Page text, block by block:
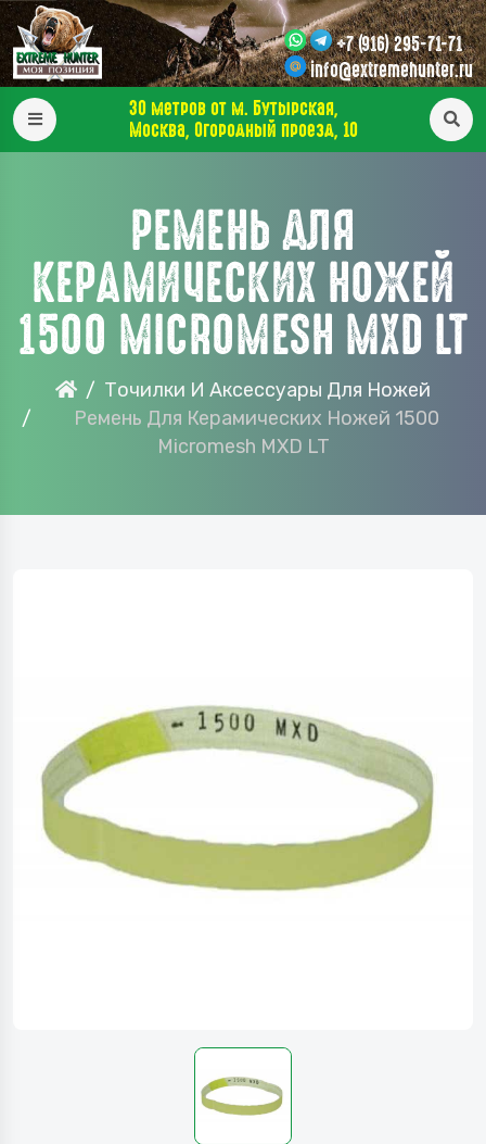
+7 (916) 295-71-71
info@extremehunter.ru
30 метров от м. Бутырская,
Москва, Огородный проезд, 10
РЕМЕНЬ ДЛЯ
КЕРАМИЧЕСКИХ НОЖЕЙ
1500 MICROMESH MXD LT
Точилки И Аксессуары Для Ножей
Ремень Для Керамических Ножей 1500
Micromesh MXD LT